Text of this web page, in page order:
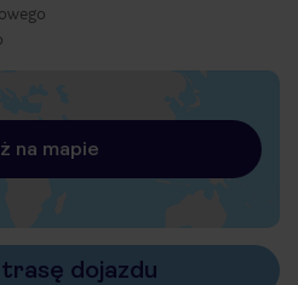
na mapie
dojazdu